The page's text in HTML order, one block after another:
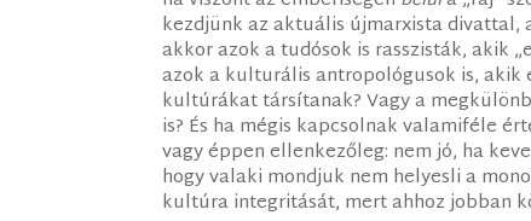
kezdjünk az aktuális újmarxista divattal,
akkor azok a tudósok is rasszisták, akik
azok a kulturális antropológusok is,
kultúrákat társítanak? Vagy a
is? És ha mégis kapcsolnak valamiféle
vagy éppen ellenkezőleg: nem jó, ha
hogy valaki mondjuk nem helyesli a
kultúra integritását, mert ahhoz jobban